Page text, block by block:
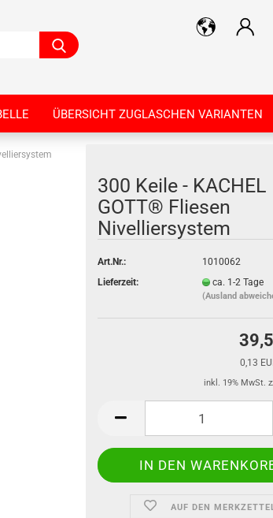
Suche...
ÜBERSICHT ZUGLASCHEN VARIANTEN
300 Keile - KACHEL
GOTT® Fliesen
Nivelliersystem
Art.Nr.:
1010062
Lieferzeit:
ca. 1-2 Tage
(Ausland
0,13
inkl. 19% MwSt.
AUF DEN